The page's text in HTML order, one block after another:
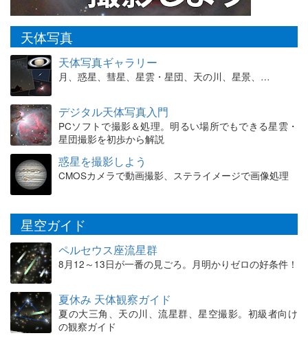
天体写真
天体写真ギャラリー
月、惑星、彗星、星雲・星団、天の川、星景、…
デジタル天体写真入門
PCソフトで撮影＆処理。明るい場所でもできる星雲・
星団撮影を初歩から解説
惑星を撮影しよう
CMOSカメラで動画撮影、ステライメージで画像処理
星空ガイド
ペルセウス座流星群
8月12～13日が一番の見ごろ。月明かりゼロの好条件！
夏休み 天体観察ガイド
夏の大三角、天の川、流星群、星空撮影。初級者向け
の観察ガイド